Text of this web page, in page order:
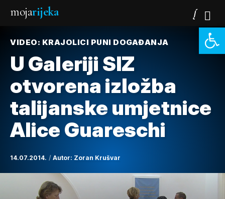
mojarijeka
VIDEO: KRAJOLICI PUNI DOGAĐANJA
U Galeriji SIZ
otvorena izložba
talijanske umjetnice
Alice Guareschi
14.07.2014. Autor: Zoran Krušvar